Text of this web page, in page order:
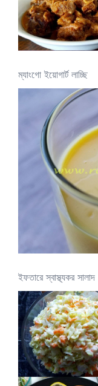
ম্যাংগো ইয়োগার্ট লাচ্ছি
ইফতারে স্বাস্থ্যকর সালাদ